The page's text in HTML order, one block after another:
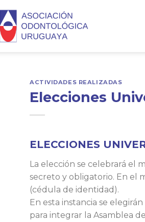
ACTIVIDADES REALIZADAS
Elecciones
ELECCIONES
La elección se celebrará el
secreto y obligatorio. En el
(cédula de identidad).
En esta instancia se
para integrar la Asamblea